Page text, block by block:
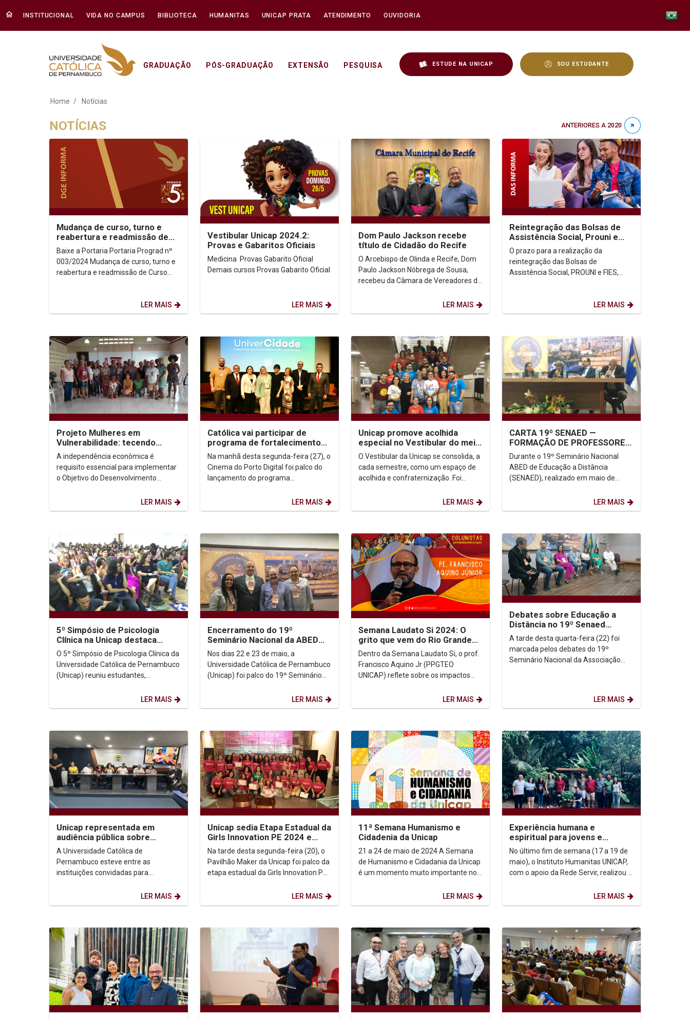
INSTITUCIONAL VIDA NO CAMPUS BIBLIOTECA HUMANITAS UNICAP PRATA ATENDIMENTO OUVIDORIA
GRADUAÇÃO PÓS-GRADUAÇÃO EXTENSÃO PESQUISA ESTUDE NA UNICAP SOU ESTUDANTE
Notícias - Unicap
Home Notícias
NOTÍCIAS ANTERIORES A 2020
Mudança de curso, turno e
reabertura e readmissão de
curso 2024.2
Baixe a Portaria Portaria Prograd nº
003/2024 Mudança de curso, turno e
reabertura e readmissão de Curso
LER MAIS
Vestibular Unicap 2024.2:
Provas e Gabaritos Oficiais
Medicina Provas Gabarito Oficial
Demais cursos Provas Gabarito Oficial
LER MAIS
Dom Paulo Jackson recebe
título de Cidadão do Recife
O Arcebispo de Olinda e Recife, Dom
Paulo Jackson Nóbrega de Sousa,
recebeu da Câmara de Vereadores da
LER MAIS
Reintegração das Bolsas de
Assistência Social, Prouni e
Fies
O prazo para a realização da
reintegração das Bolsas de
Assistência Social, PROUNI e FIES,
LER MAIS
Projeto Mulheres em
Vulnerabilidade: tecendo
redes de empoderamento
A independência econômica é
requisito essencial para implementar
o Objetivo do Desenvolvimento
LER MAIS
Católica vai participar de
programa de fortalecimento
de ecossistema de Inovação
do Recife
Na manhã desta segunda-feira (27), o
Cinema do Porto Digital foi palco do
lançamento do programa
Transformação Acadêmica", uma...
LER MAIS
Unicap promove acolhida
especial no Vestibular do meio
do ano
O Vestibular da Unicap se consolida, a
cada semestre, como um espaço de
acolhida e confraternização. Foi
LER MAIS
CARTA 19º SENAED —
FORMAÇÃO DE PROFESSORES
A DISTÂNCIA 1 CARTA 19º
SENAED: FORMAÇÃO DE...
Durante o 19º Seminário Nacional
ABED de Educação a Distância
(SENAED), realizado em maio de
discutiram a importância da...LER MAIS
5º Simpósio de Psicologia
Clínica na Unicap destaca
práticas inovadoras e
humanizadas
O 5º Simpósio de Psicologia Clínica da
Universidade Católica de Pernambuco
(Unicap) reuniu estudantes,
LER MAIS
Encerramento do 19º
Seminário Nacional da ABED
marcado por Carta de
posicionamento da entidade
Nos dias 22 e 23 de maio, a
Universidade Católica de Pernambuco
(Unicap) foi palco do 19º Seminário
LER MAIS
Semana Laudato Si 2024: O
grito que vem do Rio Grande
do Sul…
Dentro da Semana Laudato Si, o prof.
Francisco Aquino Jr (PPGTEO
UNICAP) reflete sobre os impactos
LER MAIS
Debates sobre Educação a
Distância no 19º Senaed
destacam avanços e desafios
A tarde desta quarta-feira (22) foi
marcada pelos debates do 19º
Seminário Nacional da Associação
LER MAIS
Unicap representada em
audiência pública sobre
políticas públicas de
comunicação
A Universidade Católica de
Pernambuco esteve entre as
instituições convidadas para
tratou do direito à comunicação e...
LER MAIS
Unicap sedia Etapa Estadual da
Girls Innovation PE 2024 e
reafirma compromisso com
educação...
Na tarde desta segunda-feira (20), o
Pavilhão Maker da Unicap foi palco da
etapa estadual da Girls Innovation PE
LER MAIS
11ª Semana Humanismo e
Cidadenia da Unicap
21 a 24 de maio de 2024 A Semana
de Humanismo e Cidadania da Unicap
é um momento muito importante no
LER MAIS
Experiência humana e
espiritual para jovens e
universitários - 2024.1
No último fim de semana (17 a 19 de
maio), o Instituto Humanitas UNICAP,
com o apoio da Rede Servir, realizou a
LER MAIS